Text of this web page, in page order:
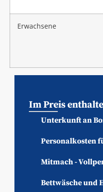
Erwachsene
Im Preis
Unterkunft an
Personalkosten
Mitmach -
Bettwäsche und